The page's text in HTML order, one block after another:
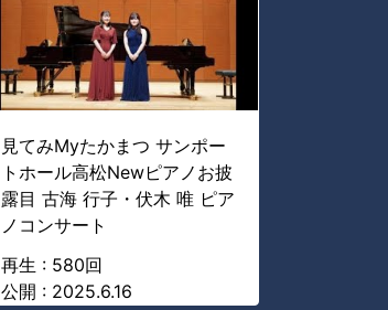
見てみMyたかまつ サンポー
トホール高松Newピアノお披
露目 古海 行子・伏木 唯 ピア
ノコンサート
再生 : 580回
公開 : 2025.6.16